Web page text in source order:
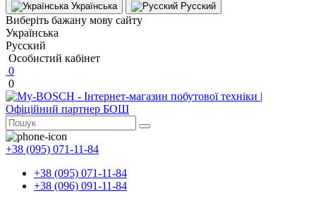
Українська
Русский
Виберіть бажану мову сайту
Українська
Русский
Особистий кабінет
0
0
+38 (095) 071-11-84
+38 (095) 071-11-84
+38 (096) 091-11-84